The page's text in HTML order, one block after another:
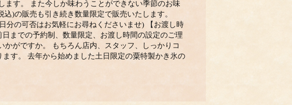
今しか味わうことができない季節のお味
)の販売も引き続き数量限定で販売いたします。
分の可否はお気軽にお尋ねくださいませ) 【お渡し時
までの予約制、数量限定、お渡し時間の設定のご理
がですか。 もちろん店内、スタッフ、しっかりコ
す。 去年から始めました土日限定の粟特製かき氷の